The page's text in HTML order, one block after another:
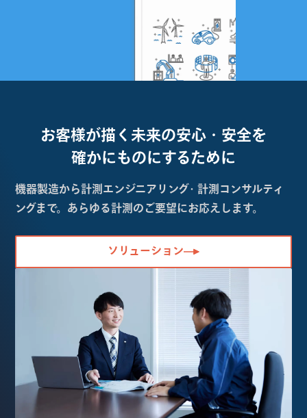
お客様が描く未来の安心・安全を
確かにものにするために
機器製造から計測エンジニアリング・計測コンサルティ
ングまで。あらゆる計測のご要望にお応えします。
ソリューション